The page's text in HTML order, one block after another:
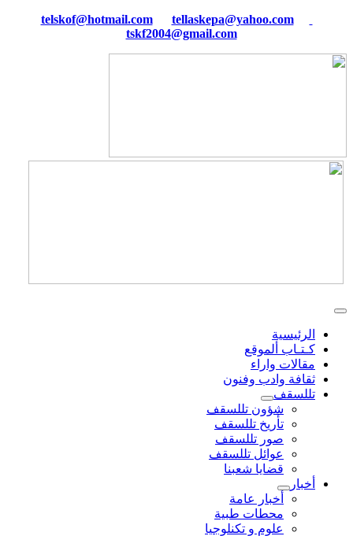
tellaskepa@yahoo.com
tskf2004@gmail.com
الرئيسية
كـتـاب ألموقع
مقالات واراء
ثقافة وادب وفنون
تللسقف
شؤون تللسقف
تأريخ تللسقف
صور تللسقف
عوائل تللسقف
قضايا شعبنا
أخبار
أخبار عامة
محطات طبية
علوم و تکنلوجیا